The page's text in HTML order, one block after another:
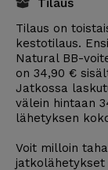
Tilaus on
kestotilaus.
Natural BB-
on 34,90 €
Jatkossa
välein hintaan
lähetyksen
Voit milloin